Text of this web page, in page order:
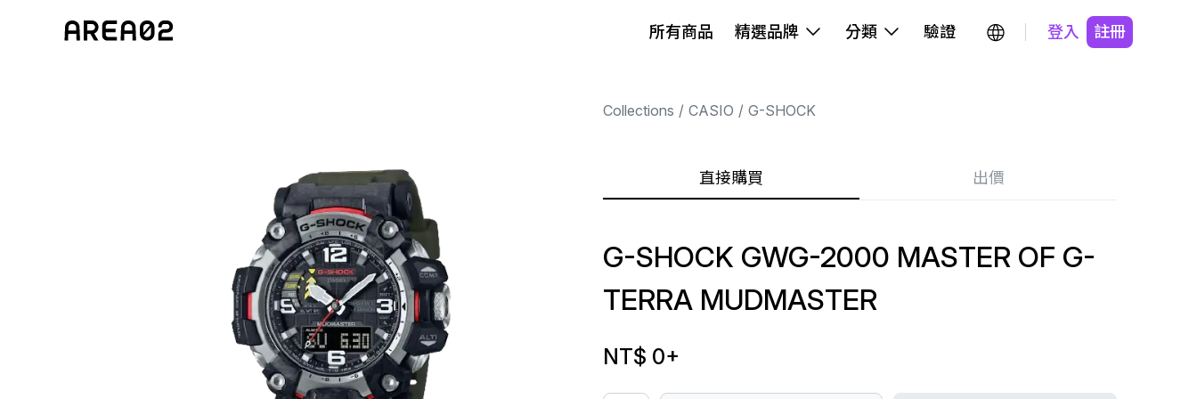
所有商品 精選品牌 分類 驗證 登入 註冊
Collections CASIO G-SHOCK
直接購買 出價
G-SHOCK GWG-2000 MASTER OF G-
TERRA MUDMASTER
NT$ 0+